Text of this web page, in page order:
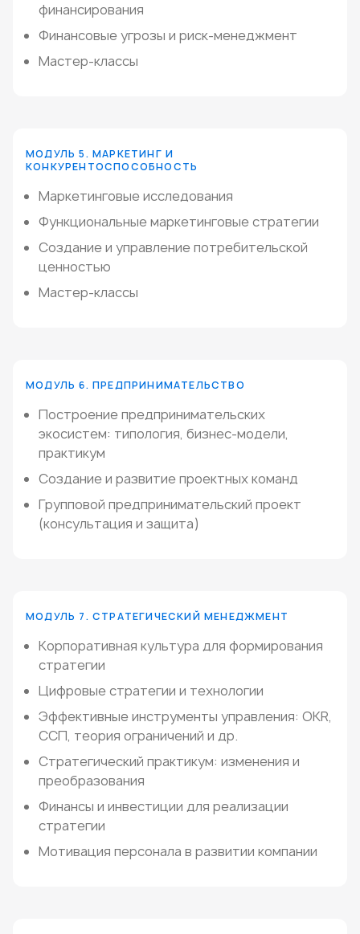
финансирования
Финансовые угрозы и риск-менеджмент
Мастер-классы
МОДУЛЬ 5. МАРКЕТИНГ И
КОНКУРЕНТОСПОСОБНОСТЬ
Маркетинговые исследования
Функциональные маркетинговые стратегии
Создание и управление потребительской
ценностью
Мастер-классы
МОДУЛЬ 6. ПРЕДПРИНИМАТЕЛЬСТВО
Построение предпринимательских
экосистем: типология, бизнес-модели,
практикум
Создание и развитие проектных команд
Групповой предпринимательский проект
(консультация и защита)
МОДУЛЬ 7. СТРАТЕГИЧЕСКИЙ МЕНЕДЖМЕНТ
Корпоративная культура для формирования
стратегии
Цифровые стратегии и технологии
Эффективные инструменты управления: OKR,
ССП, теория ограничений и др.
Стратегический практикум: изменения и
преобразования
Финансы и инвестиции для реализации
стратегии
Мотивация персонала в развитии компании